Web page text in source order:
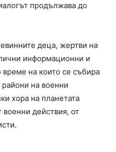
продължава до
деца, жертви на
информационни и
време на които се събира
на военни
хора на планетата
военни действия, от